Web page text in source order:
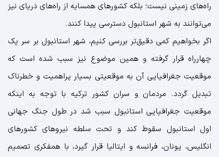
راه‌های زمینی نیست؛ بلکه کشورهای همسایه از راه‌های دریای نیز
می‌توانند به شهر استانبول دسترسی پیدا کنند.
اگر بخواهیم کمی دقیق‌تر بررسی کنیم، شهر استانبول بر سر یک
چهارراه قرار گرفته و همین موضوع نیز سبب شده است که
موقعیت جغرافیایی آن به موقعیتی بسیار پراهمیت و خطرناک
تبدیل گردد. مردمان و سران کشور ترکیه با توجه به اینکه
موقعیت جغرافیایی استانبول سبب شد در طول جنگ جهانی
اول استانبول سقوط کند و تحت سلطه نیروهای کشورهای
انگلیس، یونان، فرانسه و ایتالیا قرار گیرد، با همفکری تصمیم